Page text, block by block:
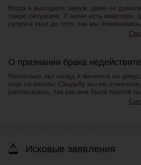
Когда я выходила замуж, даже не
такую ситуацию. У меня есть квартира,
супруга еще до того, как мы поженились,
О признании брака
Несколько лет назад я женился на
еще со школы. Свадьбу мы не
расписались, так как она была против
Исковые заявления